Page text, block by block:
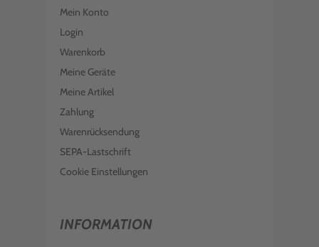
Mein Konto
Login
Warenkorb
Meine Geräte
Meine Artikel
Zahlung
Warenrücksendung
SEPA-Lastschrift
Cookie Einstellungen
INFORMATION